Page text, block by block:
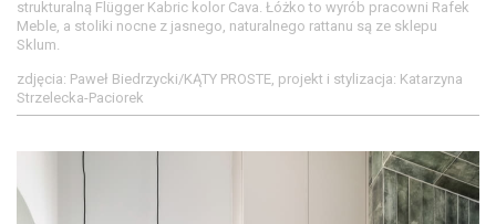
strukturalną Flügger Kabric kolor Cava. Łóżko to wyrób pracowni Rafek
Meble, a stoliki nocne z jasnego, naturalnego rattanu są ze sklepu
Sklum.
zdjęcia: Paweł Biedrzycki/KĄTY PROSTE, projekt i stylizacja: Katarzyna
Strzelecka-Paciorek